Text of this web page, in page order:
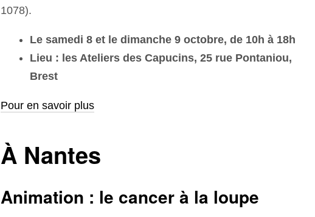
1078).
Le samedi 8 et le dimanche 9 octobre, de 10h à 18h
Lieu : les Ateliers des Capucins, 25 rue Pontaniou,
Brest
Pour en savoir plus
À Nantes
Animation : le cancer à la loupe